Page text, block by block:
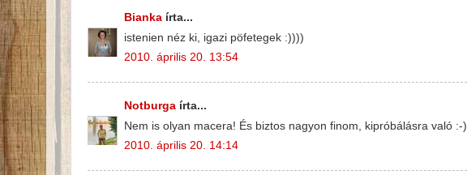
Bianka írta...
istenien néz ki, igazi pöfetegek :))))
2010. április 20. 13:54
Notburga írta...
Nem is olyan macera! És biztos nagyon finom, kipróbálásra való :-)
2010. április 20. 14:14